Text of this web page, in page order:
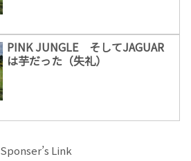
PINK JUNGLE そしてJAGUAR
は芋だった（失礼）
Sponser’s Link